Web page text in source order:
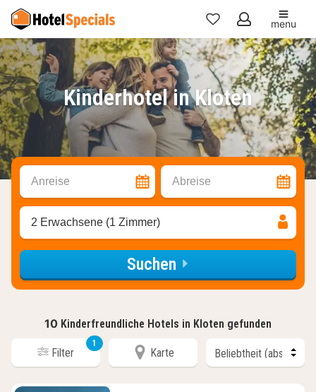
Meine
Favoriten
menu
Kinderhotel in Kloten
Anreise Abreise
2 Erwachsene (1 Zimmer)
Suchen
10 Kinderfreundliche Hotels in Kloten gefunden
Filter
1
Karte